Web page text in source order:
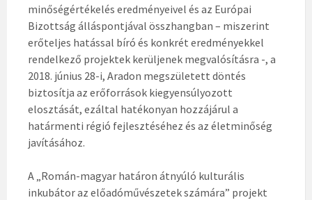
minőségértékelés eredményeivel és az Európai
Bizottság álláspontjával összhangban – miszerint
erőteljes hatással bíró és konkrét eredményekkel
rendelkező projektek kerüljenek megvalósításra -, a
2018. június 28-i, Aradon megszületett döntés
biztosítja az erőforrások kiegyensúlyozott
elosztását, ezáltal hatékonyan hozzájárul a
határmenti régió fejlesztéséhez és az életminőség
javításához.
A „Román-magyar határon átnyúló kulturális
inkubátor az előadóművészetek számára” projekt